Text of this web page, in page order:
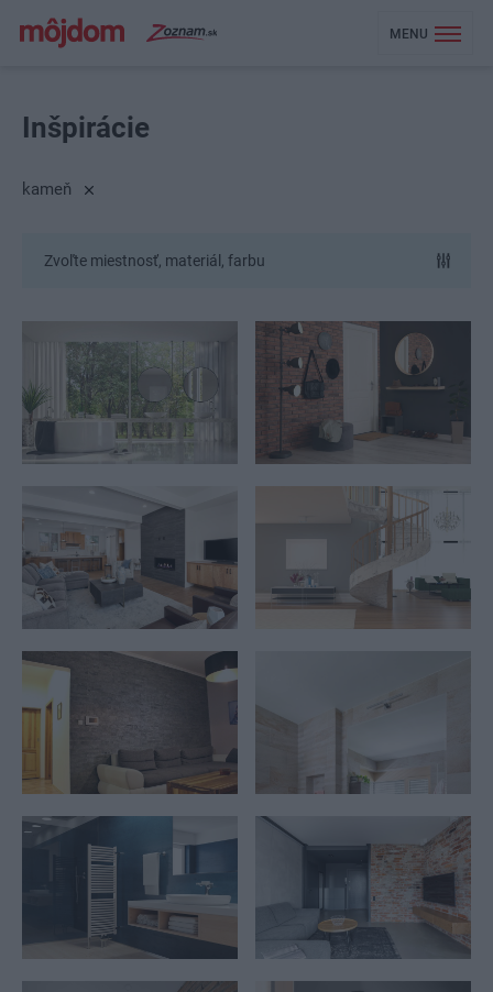
MENU
Inšpirácie
kameň
Zvoľte miestnosť, materiál, farbu